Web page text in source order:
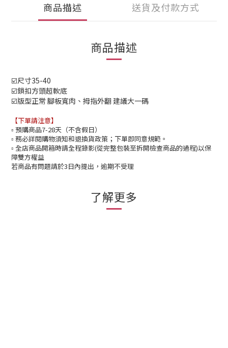
商品描述 送貨及付款方式
商品描述
☑️尺寸35-40
☑️鎖扣方頭超軟底
☑️版型正常 腳板寬肉、拇指外翻 建議大一碼
【下單請注意】
▫️ 預購商品7-28天（不含假日）
▫️ 務必詳閱購物須知和退換貨政策；下單即同意規範。
▫️ 全店商品開箱時請全程錄影(從完整包裝至拆開檢查商品的過程)以保
障雙方權益
若商品有問題請於3日內提出，逾期不受理
了解更多